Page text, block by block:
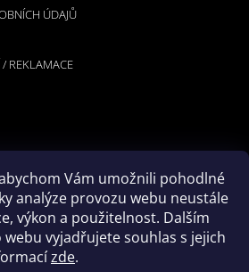
Vám umožnili pohodlné
analýze provozu webu neustále
výkon a použitelnost. Dalším
vyjadřujete souhlas s jejich
zde.
ÚDAJŮ
REKLAMACE
PLATBY